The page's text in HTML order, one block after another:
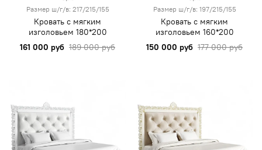
Размер ш/г/в: 217/215/155
Кровать с мягким
изголовьем 180*200
161 000 руб 189 000 руб
Размер ш/г/в: 197/215/155
Кровать с мягким
изголовьем 160*200
150 000 руб 177 000 руб